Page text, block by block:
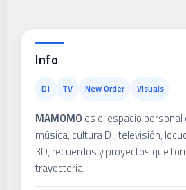
Info
DJ TV New Order Visuals
MAMOMO es el espacio personal
música, cultura DJ, televisión,
3D, recuerdos y proyectos que
trayectoria.